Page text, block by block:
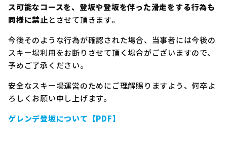
ス可能なコースを、登坂や登坂を伴った滑走をする行為も
同様に禁止とさせて頂きます。
今後そのような行為が確認された場合、当事者には今後の
スキー場利用をお断りさせて頂く場合がございますので、
予めご了承ください。
安全なスキー場運営のためにご理解賜りますよう、何卒よ
ろしくお願い申し上げます。
ゲレンデ登坂について【PDF】